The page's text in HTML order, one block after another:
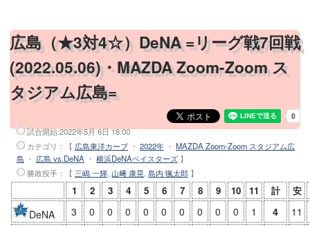
広島（★3対4☆）DeNA =リーグ戦7回戦
(2022.05.06)・MAZDA Zoom-Zoom ス
タジアム広島=
試合開始:2022年5月 6日 18:00
カテゴリ：【 広島東洋カープ・ 2022年 ・ MAZDA Zoom-Zoom スタジアム広
島 ・ 広島 vs.DeNA ・ 横浜DeNAベイスターズ 】
勝敗投手 ：【 三嶋 一輝, 山﨑 康晃, 島内 颯太郎 】
1 2 3 4 5 6 7 8 9 10 11 計 安
DeNA 3 0 0 0 0 0 0 0 0 0 1 4
11